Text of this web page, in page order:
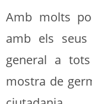
Amb molts
amb els
general a
mostra de